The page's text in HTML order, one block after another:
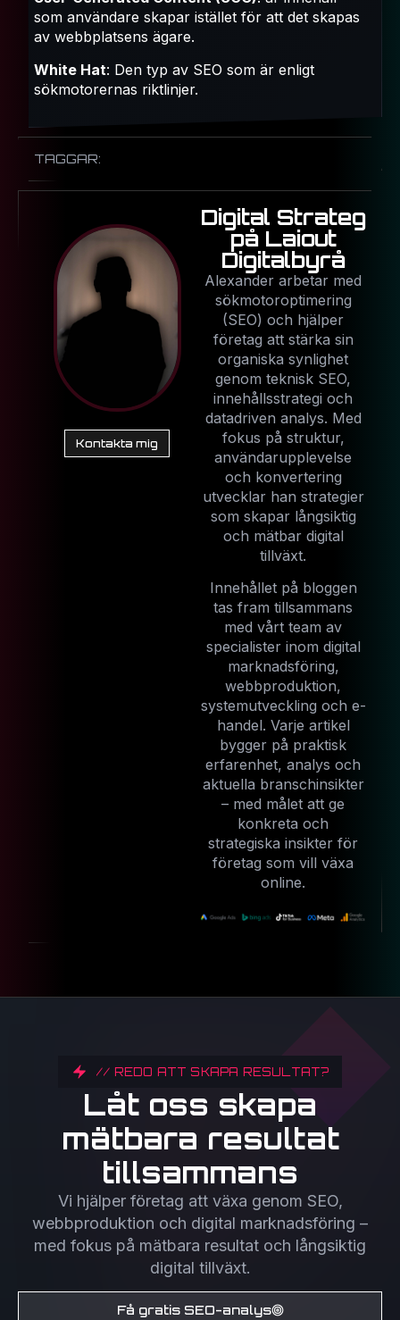
som användare skapar istället för att det skapas
av webbplatsens ägare.
White Hat: Den typ av SEO som är enligt
sökmotorernas riktlinjer.
TAGGAR:
Kontakta mig
Digital Strateg
på Laiout
Digitalbyrå
Alexander arbetar med
sökmotoroptimering
(SEO) och hjälper
företag att stärka sin
organiska synlighet
genom teknisk SEO,
innehållsstrategi och
datadriven analys. Med
fokus på struktur,
användarupplevelse
och konvertering
utvecklar han strategier
som skapar långsiktig
och mätbar digital
tillväxt.
Innehållet på bloggen
tas fram tillsammans
med vårt team av
specialister inom digital
marknadsföring,
webbproduktion,
systemutveckling och e-
handel. Varje artikel
bygger på praktisk
erfarenhet, analys och
aktuella branschinsikter
– med målet att ge
konkreta och
strategiska insikter för
företag som vill växa
online.
// REDO ATT SKAPA RESULTAT?
Låt oss skapa
mätbara resultat
tillsammans
Vi hjälper företag att växa genom SEO,
webbproduktion och digital marknadsföring –
med fokus på mätbara resultat och långsiktig
digital tillväxt.
Få gratis SEO-analys